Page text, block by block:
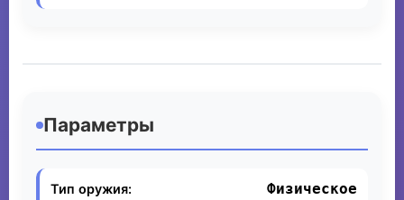
Параметры
Тип оружия: Физическое